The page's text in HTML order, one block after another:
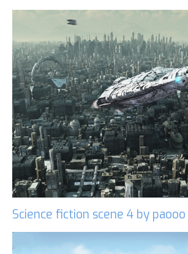
Science fiction scene 4 by paooo